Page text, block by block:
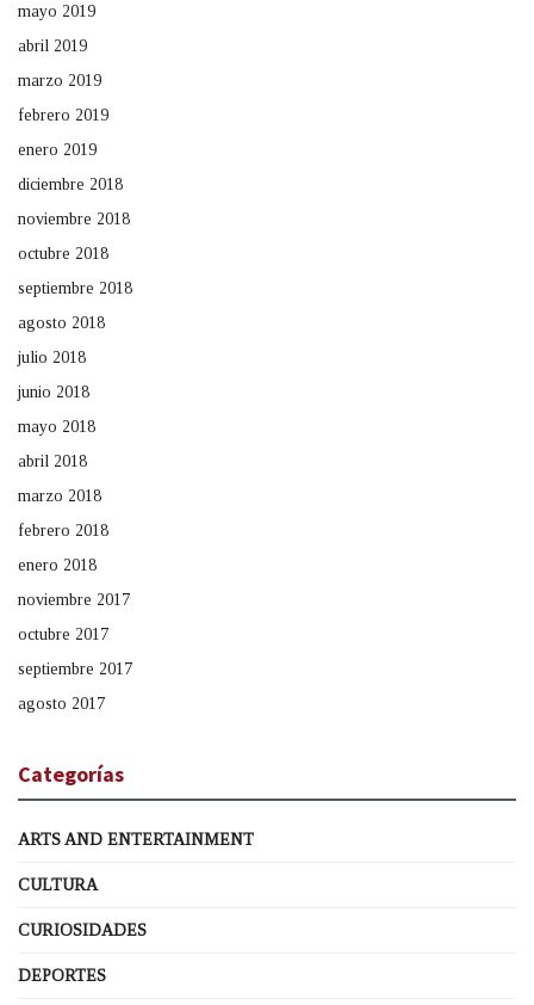
mayo 2019
abril 2019
marzo 2019
febrero 2019
enero 2019
diciembre 2018
noviembre 2018
octubre 2018
septiembre 2018
agosto 2018
julio 2018
junio 2018
mayo 2018
abril 2018
marzo 2018
febrero 2018
enero 2018
noviembre 2017
octubre 2017
septiembre 2017
agosto 2017
Categorías
ARTS AND ENTERTAINMENT
CULTURA
CURIOSIDADES
DEPORTES